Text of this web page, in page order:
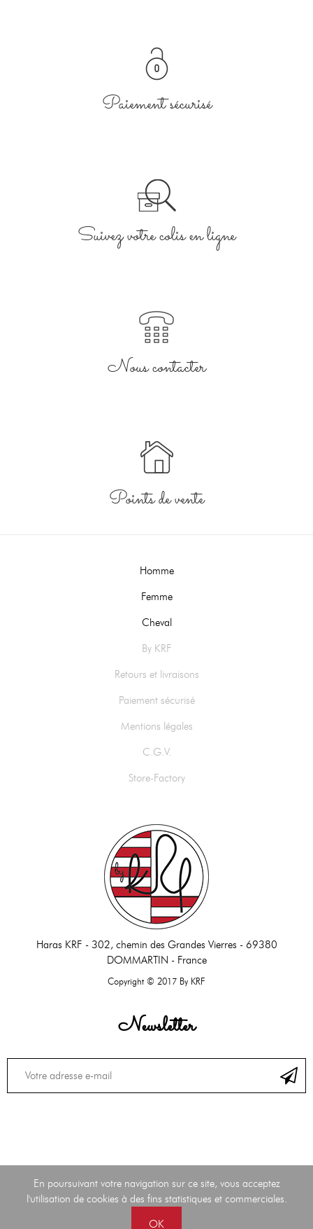
Paiement sécurisé
Suivez votre colis en ligne
Nous contacter
Points de vente
Homme
Femme
Cheval
By KRF
Retours et livraisons
Paiement sécurisé
Mentions légales
C.G.V.
Store-Factory
Haras KRF - 302, chemin des Grandes Vierres - 69380
DOMMARTIN - France
Copyright © 2017 By KRF
Newsletter
En poursuivant votre navigation sur ce site, vous acceptez
l'utilisation de cookies à des fins statistiques et commerciales.
OK